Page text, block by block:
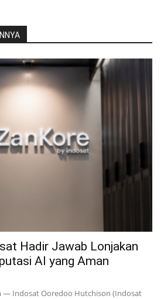
Hadir Jawab Lonjakan
AI yang Aman
— Indosat Ooredoo Hutchison (Indosat